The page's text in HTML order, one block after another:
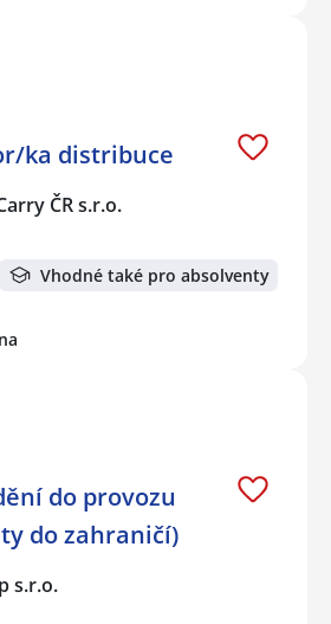
ka distribuce
ČR s.r.o.
Vhodné také pro absolventy
do provozu
do zahraničí)
s.r.o.